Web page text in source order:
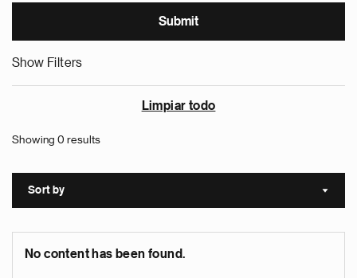
Show Filters
Limpiar todo
Showing 0 results
Sort by Sort
No content has been found.